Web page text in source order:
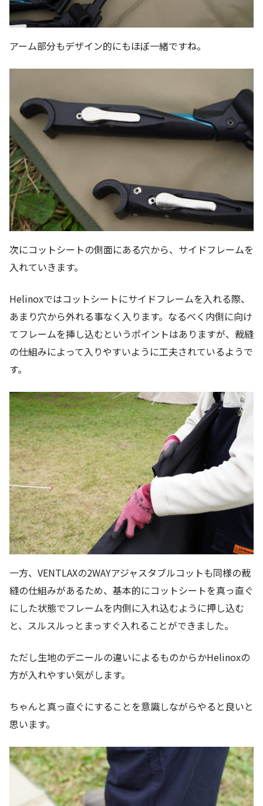
アーム部分もデザイン的にもほぼ一緒ですね。
次にコットシートの側面にある穴から、サイドフレームを
入れていきます。
Helinoxではコットシートにサイドフレームを入れる際、
あまり穴から外れる事なく入ります。なるべく内側に向け
てフレームを挿し込むというポイントはありますが、裁縫
の仕組みによって入りやすいように工夫されているようで
す。
一方、VENTLAXの2WAYアジャスタブルコットも同様の裁
縫の仕組みがあるため、基本的にコットシートを真っ直ぐ
にした状態でフレームを内側に入れ込むように押し込む
と、スルスルっとまっすぐ入れることができました。
ただし生地のデニールの違いによるものからかHelinoxの
方が入れやすい気がします。
ちゃんと真っ直ぐにすることを意識しながらやると良いと
思います。